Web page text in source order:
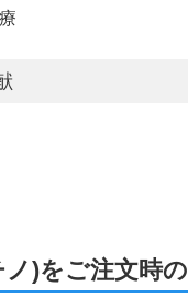
)をご注文時